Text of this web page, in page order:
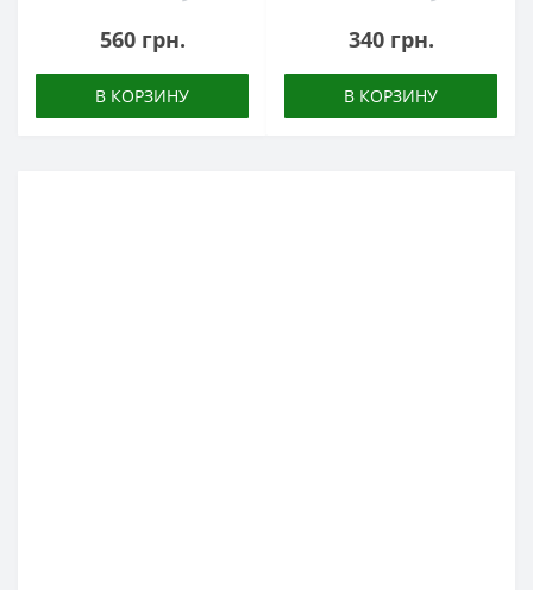
560 грн.
В КОРЗИНУ
340 грн.
В КОРЗИНУ